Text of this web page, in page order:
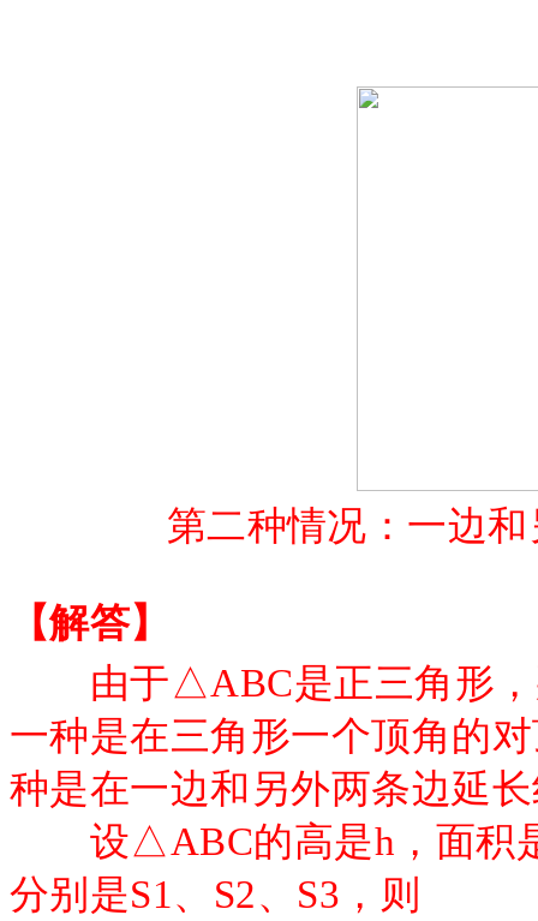
第二种情况：一边
【解答】
由于△ABC是正三角形
一种是在三角形一个顶角的
种是在一边和另外两条边延
设△ABC的高是h，面积
分别是S1、S2、S3，则